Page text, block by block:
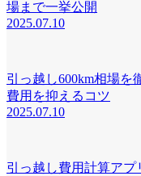
場まで一挙公開
2025.07.10
引っ越し600km相場を
費用を抑えるコツ
2025.07.10
引っ越し費用計算アプ